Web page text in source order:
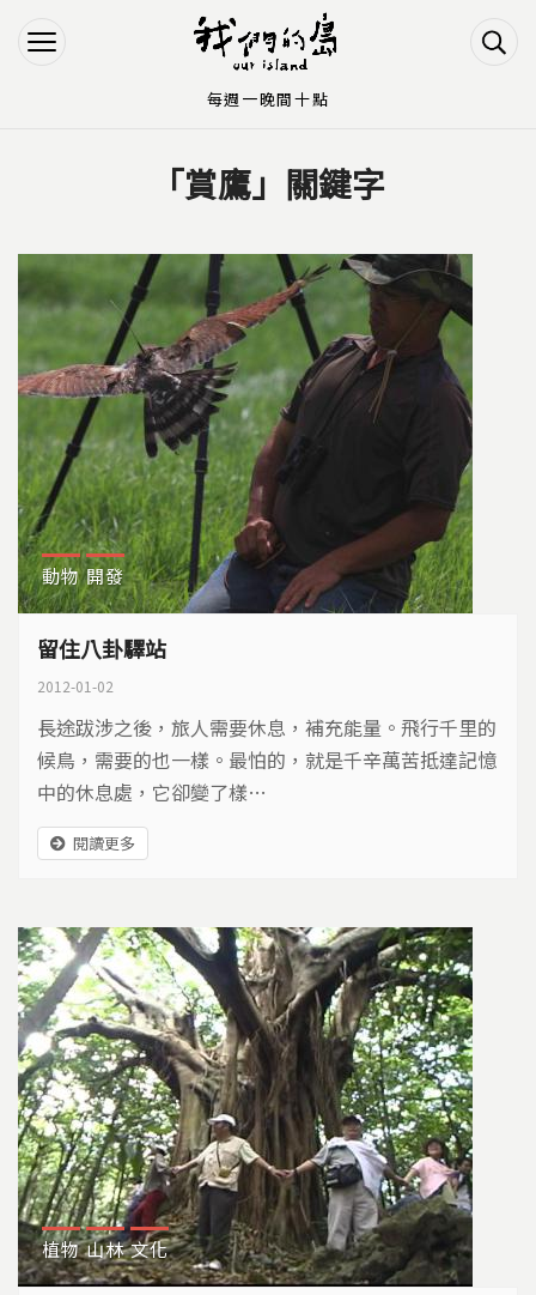
Jump to Navigation
Jump to Main content
「賞鷹」關鍵字
動物 開發
留住八卦驛站
2012-01-02
長途跋涉之後，旅人需要休息，補充能量。飛行千里的
候鳥，需要的也一樣。最怕的，就是千辛萬苦抵達記憶
中的休息處，它卻變了樣…
閱讀更多
植物 山林 文化
每週一晚間十點